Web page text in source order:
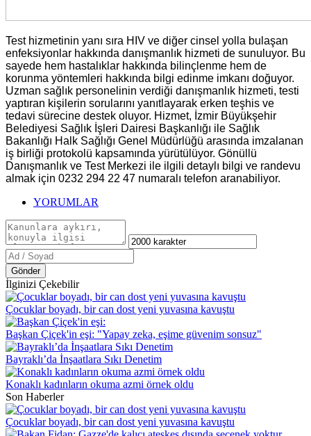
Test hizmetinin yanı sıra HIV ve diğer cinsel yolla bulaşan
enfeksiyonlar hakkında danışmanlık hizmeti de sunuluyor. Bu
sayede hem hastalıklar hakkında bilinçlenme hem de
korunma yöntemleri hakkında bilgi edinme imkanı doğuyor.
Uzman sağlık personelinin verdiği danışmanlık hizmeti, testi
yaptıran kişilerin sorularını yanıtlayarak erken teşhis ve
tedavi sürecine destek oluyor. Hizmet, İzmir Büyükşehir
Belediyesi Sağlık İşleri Dairesi Başkanlığı ile Sağlık
Bakanlığı Halk Sağlığı Genel Müdürlüğü arasında imzalanan
iş birliği protokolü kapsamında yürütülüyor. Gönüllü
Danışmanlık ve Test Merkezi ile ilgili detaylı bilgi ve randevu
almak için 0232 294 22 47 numaralı telefon aranabiliyor.
YORUMLAR
Gönder
İlginizi Çekebilir
Çocuklar boyadı, bir can dost yeni yuvasına kavuştu
Başkan Çiçek'in eşi: "Yapay zeka, eşime güvenim sonsuz"
Bayraklı’da İnşaatlara Sıkı Denetim
Konaklı kadınların okuma azmi örnek oldu
Son Haberler
Çocuklar boyadı, bir can dost yeni yuvasına kavuştu